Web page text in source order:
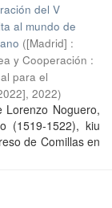
del V
al mundo de
([Madrid] :
y Cooperación :
para el
, 2022)
Noguero,
(1519-1522), kiu
de Comillas en